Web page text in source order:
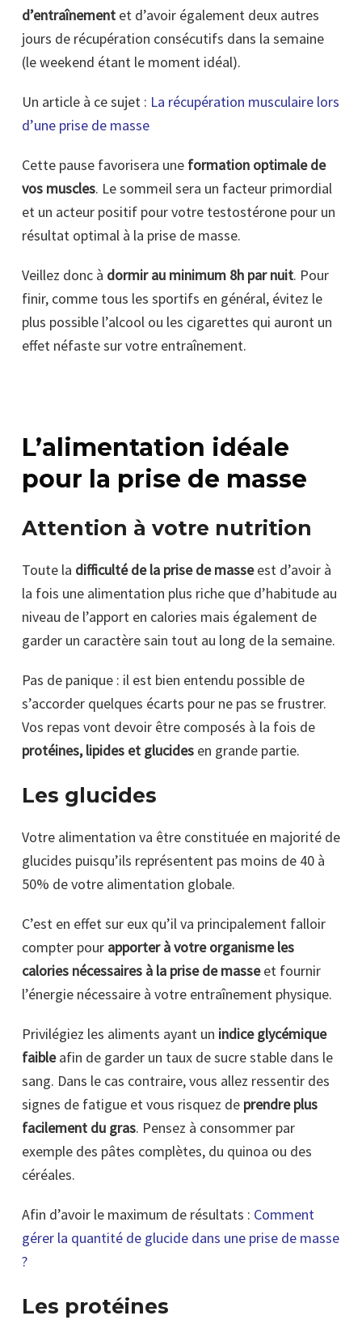
d’entraînement et d’avoir également deux autres
jours de récupération consécutifs dans la semaine
(le weekend étant le moment idéal).
Un article à ce sujet : La récupération musculaire lors
d’une prise de masse
Cette pause favorisera une formation optimale de
vos muscles. Le sommeil sera un facteur primordial
et un acteur positif pour votre testostérone pour un
résultat optimal à la prise de masse.
Veillez donc à dormir au minimum 8h par nuit. Pour
finir, comme tous les sportifs en général, évitez le
plus possible l’alcool ou les cigarettes qui auront un
effet néfaste sur votre entraînement.
L’alimentation idéale
pour la prise de masse
Attention à votre nutrition
Toute la difficulté de la prise de masseest d’avoir à
la fois une alimentation plus riche que d’habitude au
niveau de l’apport en calories mais également de
garder un caractère sain tout au long de la semaine.
Pas de panique : il est bien entendu possible de
s’accorder quelques écarts pour ne pas se frustrer.
Vos repas vont devoir être composés à la fois de
protéines, lipides et glucides en grande partie.
Les glucides
Votre alimentation va être constituée en majorité de
glucides puisqu’ils représentent pas moins de 40 à
50% de votre alimentation globale.
C’est en effet sur eux qu’il va principalement falloir
compter pour apporter à votre organisme les
calories nécessaires à la prise de masseet fournir
l’énergie nécessaire à votre entraînement physique.
Privilégiez les aliments ayant un indice glycémique
faibleafin de garder un taux de sucre stable dans le
sang. Dans le cas contraire, vous allez ressentir des
signes de fatigue et vous risquez de prendre plus
facilement du gras. Pensez à consommer par
exemple des pâtes complètes, du quinoa ou des
céréales.
Afin d’avoir le maximum de résultats : Comment
gérer la quantité de glucide dans une prise de masse
?
Les protéines